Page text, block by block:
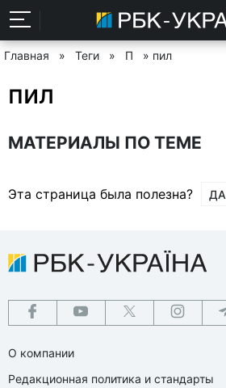
Главная » Теги » П » пил
пил
МАТЕРИАЛЫ ПО ТЕМЕ
Эта страница была полезна? ДА
О компании
Редакционная политика и стандарты